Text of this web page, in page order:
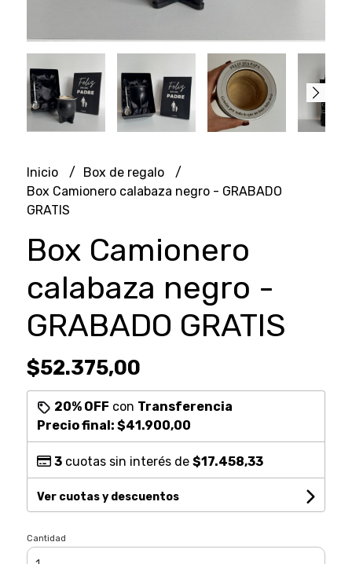
Inicio
Box de regalo
Box Camionero calabaza negro - GRABADO
GRATIS
Box Camionero
calabaza negro -
GRABADO GRATIS
$52.375,00
20% OFF con Transferencia
Precio final: $41.900,00
3cuotas sin interés de $17.458,33
Ver cuotas y descuentos
Cantidad